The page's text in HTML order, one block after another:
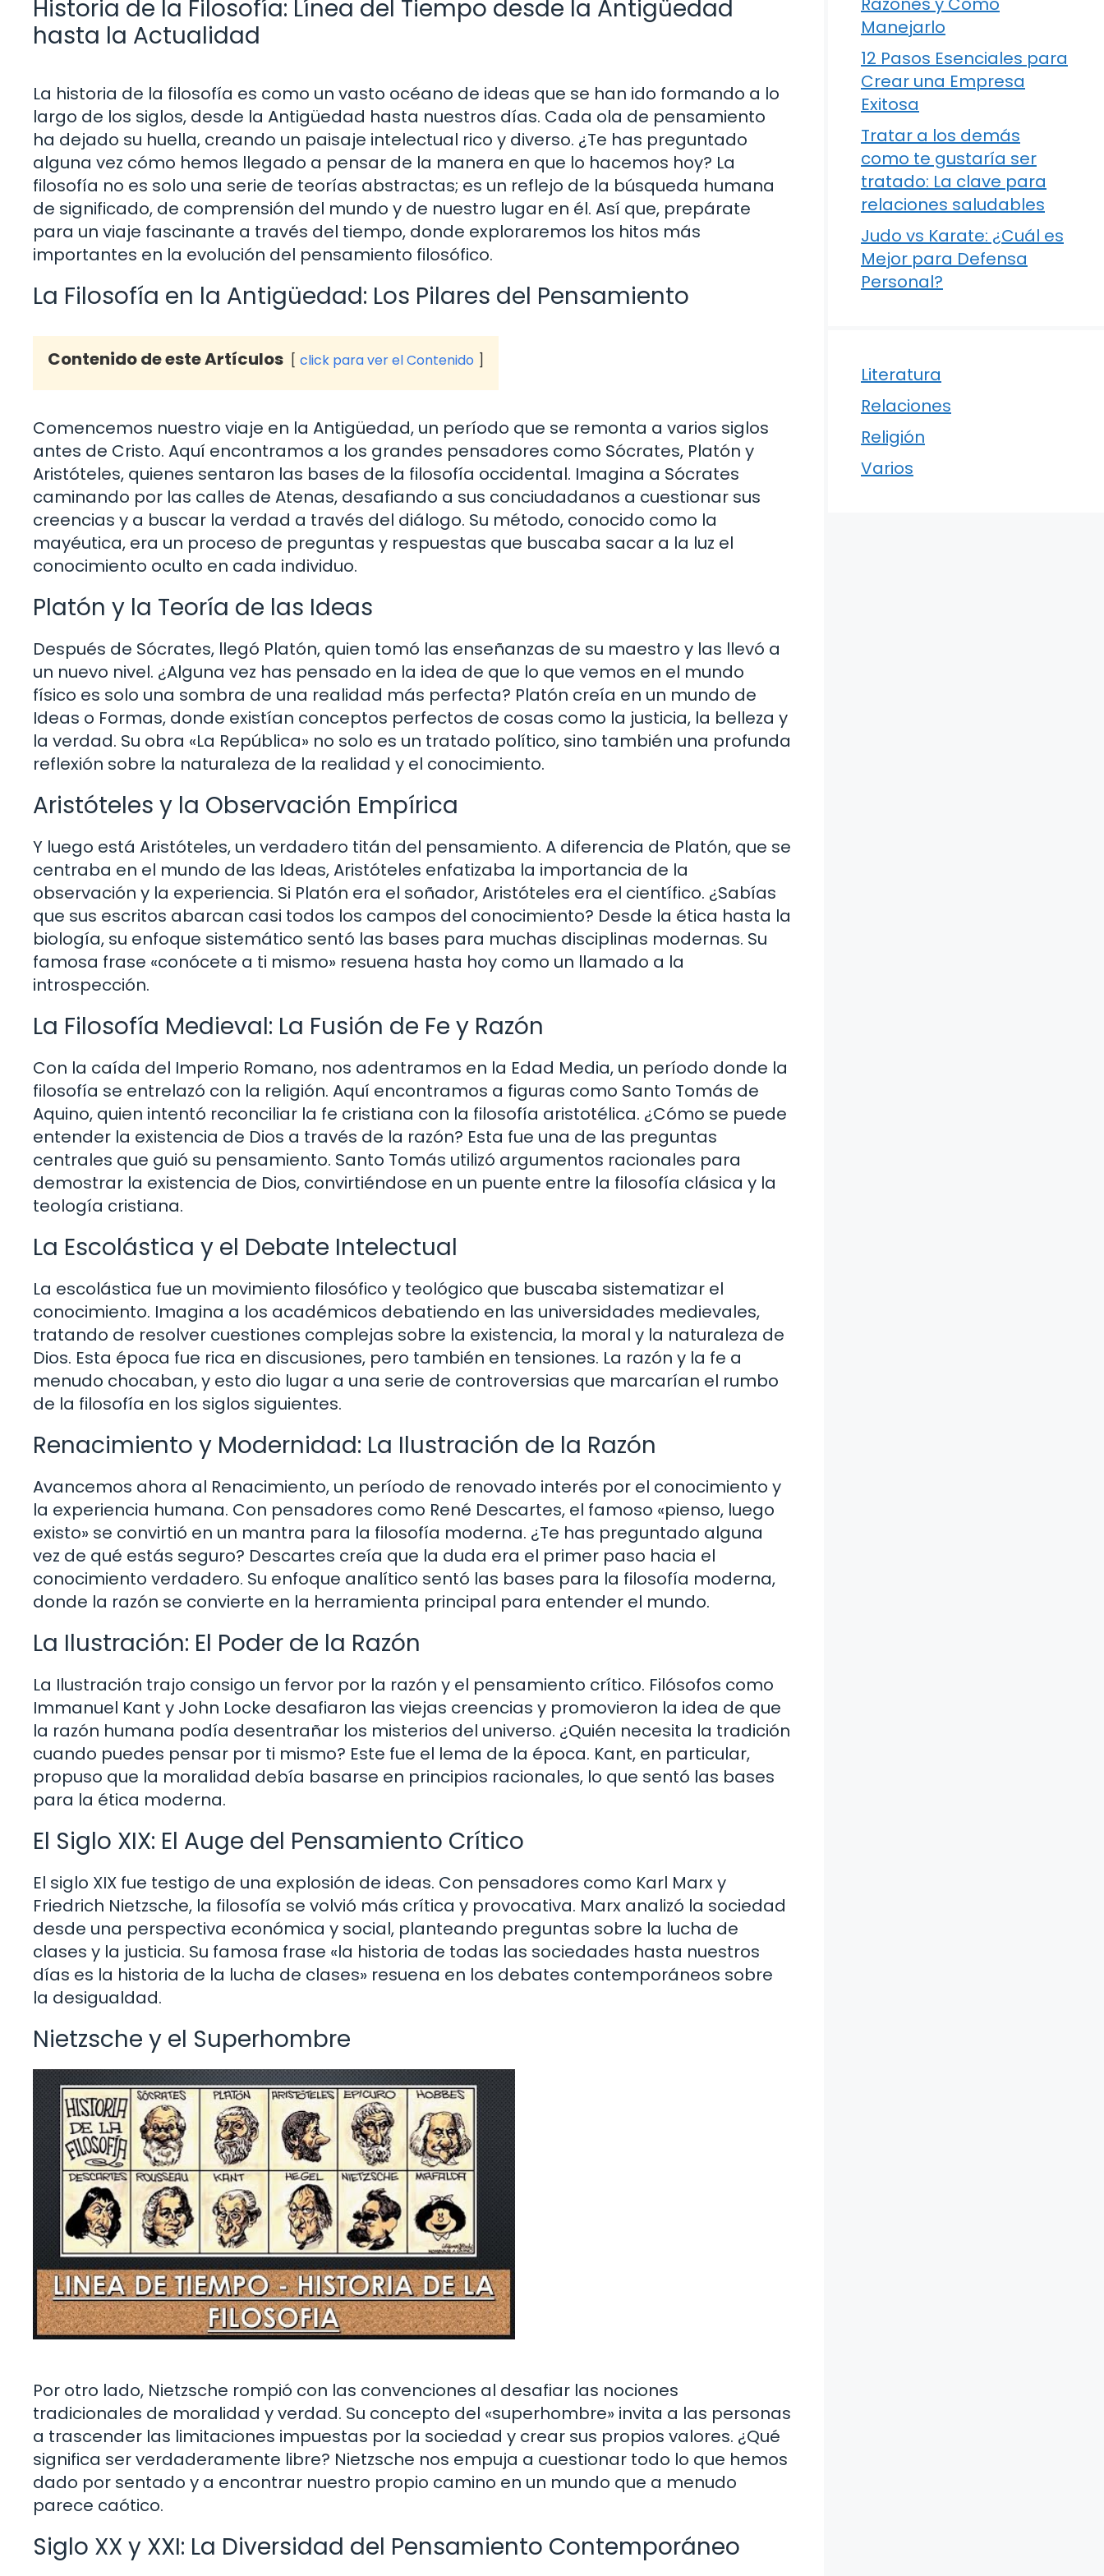
Historia de la Filosofía: Línea del Tiempo desde la Antigüedad
hasta la Actualidad
La historia de la filosofía es como un vasto océano de ideas que se han ido formando a lo
largo de los siglos, desde la Antigüedad hasta nuestros días. Cada ola de pensamiento
ha dejado su huella, creando un paisaje intelectual rico y diverso. ¿Te has preguntado
alguna vez cómo hemos llegado a pensar de la manera en que lo hacemos hoy? La
filosofía no es solo una serie de teorías abstractas; es un reflejo de la búsqueda humana
de significado, de comprensión del mundo y de nuestro lugar en él. Así que, prepárate
para un viaje fascinante a través del tiempo, donde exploraremos los hitos más
importantes en la evolución del pensamiento filosófico.
La Filosofía en la Antigüedad: Los Pilares del Pensamiento
Contenido de este Artículos click para ver el Contenido
Comencemos nuestro viaje en la Antigüedad, un período que se remonta a varios siglos
antes de Cristo. Aquí encontramos a los grandes pensadores como Sócrates, Platón y
Aristóteles, quienes sentaron las bases de la filosofía occidental. Imagina a Sócrates
caminando por las calles de Atenas, desafiando a sus conciudadanos a cuestionar sus
creencias y a buscar la verdad a través del diálogo. Su método, conocido como la
mayéutica, era un proceso de preguntas y respuestas que buscaba sacar a la luz el
conocimiento oculto en cada individuo.
Platón y la Teoría de las Ideas
Después de Sócrates, llegó Platón, quien tomó las enseñanzas de su maestro y las llevó a
un nuevo nivel. ¿Alguna vez has pensado en la idea de que lo que vemos en el mundo
físico es solo una sombra de una realidad más perfecta? Platón creía en un mundo de
Ideas o Formas, donde existían conceptos perfectos de cosas como la justicia, la belleza y
la verdad. Su obra «La República» no solo es un tratado político, sino también una profunda
reflexión sobre la naturaleza de la realidad y el conocimiento.
Aristóteles y la Observación Empírica
Y luego está Aristóteles, un verdadero titán del pensamiento. A diferencia de Platón, que se
centraba en el mundo de las Ideas, Aristóteles enfatizaba la importancia de la
observación y la experiencia. Si Platón era el soñador, Aristóteles era el científico. ¿Sabías
que sus escritos abarcan casi todos los campos del conocimiento? Desde la ética hasta la
biología, su enfoque sistemático sentó las bases para muchas disciplinas modernas. Su
famosa frase «conócete a ti mismo» resuena hasta hoy como un llamado a la
introspección.
La Filosofía Medieval: La Fusión de Fe y Razón
Con la caída del Imperio Romano, nos adentramos en la Edad Media, un período donde la
filosofía se entrelazó con la religión. Aquí encontramos a figuras como Santo Tomás de
Aquino, quien intentó reconciliar la fe cristiana con la filosofía aristotélica. ¿Cómo se puede
entender la existencia de Dios a través de la razón? Esta fue una de las preguntas
centrales que guió su pensamiento. Santo Tomás utilizó argumentos racionales para
demostrar la existencia de Dios, convirtiéndose en un puente entre la filosofía clásica y la
teología cristiana.
La Escolástica y el Debate Intelectual
La escolástica fue un movimiento filosófico y teológico que buscaba sistematizar el
conocimiento. Imagina a los académicos debatiendo en las universidades medievales,
tratando de resolver cuestiones complejas sobre la existencia, la moral y la naturaleza de
Dios. Esta época fue rica en discusiones, pero también en tensiones. La razón y la fe a
menudo chocaban, y esto dio lugar a una serie de controversias que marcarían el rumbo
de la filosofía en los siglos siguientes.
Renacimiento y Modernidad: La Ilustración de la Razón
Avancemos ahora al Renacimiento, un período de renovado interés por el conocimiento y
la experiencia humana. Con pensadores como René Descartes, el famoso «pienso, luego
existo» se convirtió en un mantra para la filosofía moderna. ¿Te has preguntado alguna
vez de qué estás seguro? Descartes creía que la duda era el primer paso hacia el
conocimiento verdadero. Su enfoque analítico sentó las bases para la filosofía moderna,
donde la razón se convierte en la herramienta principal para entender el mundo.
La Ilustración: El Poder de la Razón
La Ilustración trajo consigo un fervor por la razón y el pensamiento crítico. Filósofos como
Immanuel Kant y John Locke desafiaron las viejas creencias y promovieron la idea de que
la razón humana podía desentrañar los misterios del universo. ¿Quién necesita la tradición
cuando puedes pensar por ti mismo? Este fue el lema de la época. Kant, en particular,
propuso que la moralidad debía basarse en principios racionales, lo que sentó las bases
para la ética moderna.
El Siglo XIX: El Auge del Pensamiento Crítico
El siglo XIX fue testigo de una explosión de ideas. Con pensadores como Karl Marx y
Friedrich Nietzsche, la filosofía se volvió más crítica y provocativa. Marx analizó la sociedad
desde una perspectiva económica y social, planteando preguntas sobre la lucha de
clases y la justicia. Su famosa frase «la historia de todas las sociedades hasta nuestros
días es la historia de la lucha de clases» resuena en los debates contemporáneos sobre
la desigualdad.
Nietzsche y el Superhombre
Por otro lado, Nietzsche rompió con las convenciones al desafiar las nociones
tradicionales de moralidad y verdad. Su concepto del «superhombre» invita a las personas
a trascender las limitaciones impuestas por la sociedad y crear sus propios valores. ¿Qué
significa ser verdaderamente libre? Nietzsche nos empuja a cuestionar todo lo que hemos
dado por sentado y a encontrar nuestro propio camino en un mundo que a menudo
parece caótico.
Siglo XX y XXI: La Diversidad del Pensamiento Contemporáneo
Manejarlo
12 Pasos Esenciales para
Crear una Empresa
Exitosa
Tratar a los demás
como te gustaría ser
tratado: La clave para
relaciones saludables
Judo vs Karate: ¿Cuál es
Mejor para Defensa
Personal?
Literatura
Relaciones
Religión
Varios